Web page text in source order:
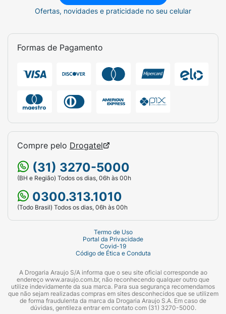
Ofertas, novidades e praticidade no seu celular
Formas de Pagamento
Compre pelo Drogatel
(31) 3270-5000
(BH e Região) Todos os dias, 06h às 00h
0300.313.1010
(Todo Brasil) Todos os dias, 06h às 00h
Termo de Uso
Portal da Privacidade
Covid-19
Código de Ética e Conduta
A Drogaria Araujo S/A informa que o seu site oficial corresponde ao
endereço www.araujo.com.br, não reconhecendo qualquer outro que
utilize indevidamente da sua marca. Para sua segurança recomendamos
que não sejam realizadas compras em sites desconhecidos que se utilizem
de forma fraudulenta da marca da Drogaria Araujo S.A. Em caso de
dúvidas, gentileza entrar em contato com (31) 3270-5000.